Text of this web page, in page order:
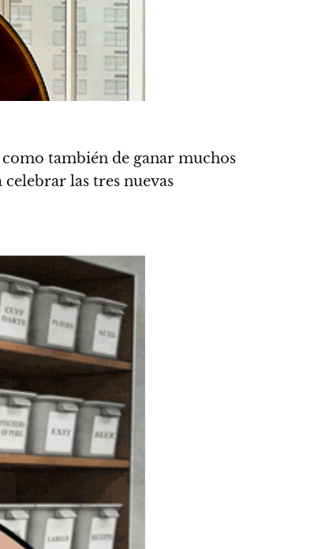
también de ganar muchos
celebrar las tres nuevas